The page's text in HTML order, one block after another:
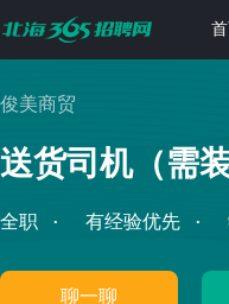
俊美商贸
送货司机（需装
全职 有经验优先
聊一聊